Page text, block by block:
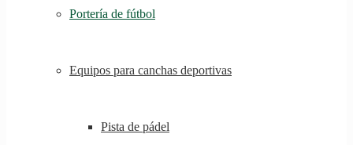
Portería de fútbol
Equipos para canchas deportivas
Pista de pádel